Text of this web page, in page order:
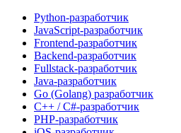
Python-разработчик
JavaScript-разработчик
Frontend-разработчик
Backend-разработчик
Fullstack-разработчик
Java-разработчик
Go (Golang) разработчик
C++ / C#-разработчик
PHP-разработчик